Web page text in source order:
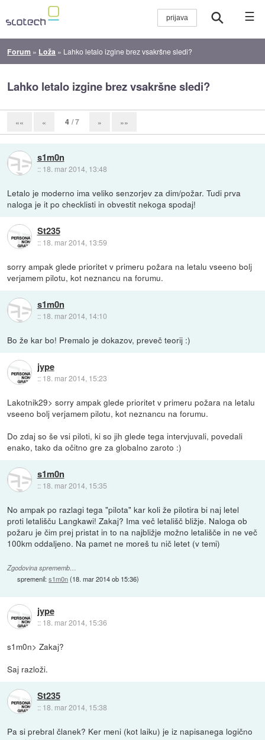
☰
Forum » Loža » Lahko letalo izgine brez vsakršne sledi?
Lahko letalo izgine brez vsakršne sledi?
«« « 4 / 7 » »»
s1m0n
:: 18. mar 2014, 13:48
Letalo je moderno ima veliko senzorjev za dim/požar. Tudi prva
naloga je it po checklisti in obvestit nekoga spodaj!
St235
:: 18. mar 2014, 13:59
sorry ampak glede prioritet v primeru požara na letalu vseeno bolj
verjamem pilotu, kot neznancu na forumu.
s1m0n
:: 18. mar 2014, 14:10
Bo že kar bo! Premalo je dokazov, preveč teorij :)
jype
:: 18. mar 2014, 15:23
Lakotnik29> sorry ampak glede prioritet v primeru požara na letalu
vseeno bolj verjamem pilotu, kot neznancu na forumu.
Do zdaj so še vsi piloti, ki so jih glede tega intervjuvali, povedali
enako, tako da očitno gre za globalno zaroto :)
s1m0n
:: 18. mar 2014, 15:35
No ampak po razlagi tega "pilota" kar koli že pilotira bi naj letel
proti letališču Langkawi! Zakaj? Ima več letališč bližje. Naloga ob
požaru je čim prej pristat in to na najbližje možno letališče in ne več
100km oddaljeno. Na pamet ne moreš tu nič letet (v temi)
Zgodovina sprememb…
spremenil:s1m0n(18. mar 2014 ob 15:36)
jype
:: 18. mar 2014, 15:36
s1m0n> Zakaj?
Saj razloži.
St235
:: 18. mar 2014, 15:38
Pa si prebral članek? Ker meni (kot laiku) je iz napisanega logično